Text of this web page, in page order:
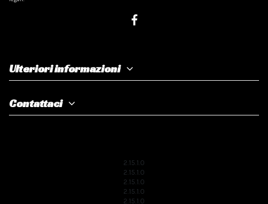
Ulteriori informazioni
Contattaci
2.15.1.0
2.15.1.0
2.15.1.0
2.15.1.0
2.15.1.0